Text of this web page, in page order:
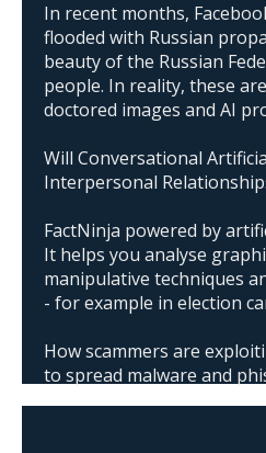
In recent months,
flooded with Russian
beauty of the Russian
people. In reality, these
doctored images and AI
Will Conversational
Interpersonal
FactNinja powered by
It helps you analyse
manipulative techniques
- for example in election
How scammers are
to spread malware and